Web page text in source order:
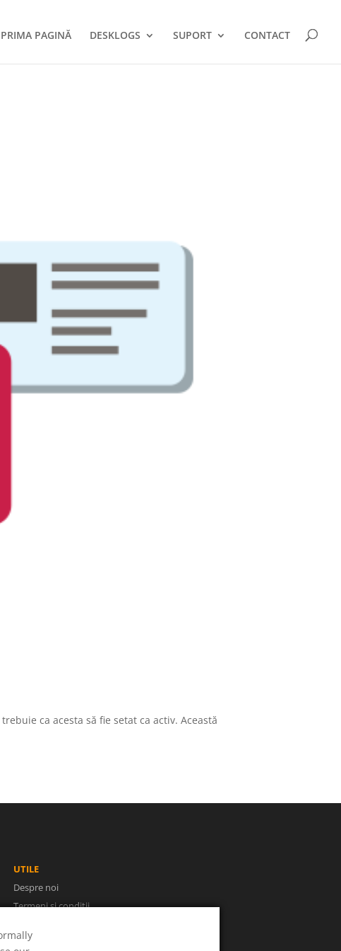
PRIMA PAGINĂ DESKLOGS SUPORT CONTACT
ca acesta să fie setat ca activ. Această
UTILE
Despre noi
Termeni și condiții
ANPC